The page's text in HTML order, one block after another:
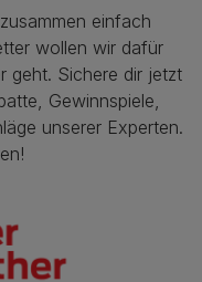
einfach
wollen wir dafür
geht. Sichere dir jetzt
Gewinnspiele,
unserer Experten.